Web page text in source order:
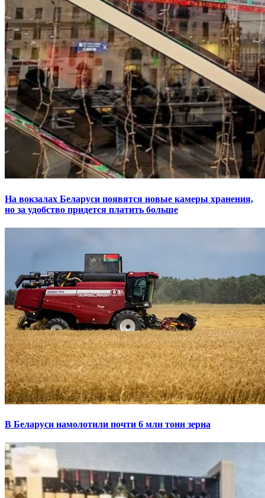
На вокзалах Беларуси появятся новые камеры хранения,
но за удобство придется платить больше
В Беларуси намолотили почти 6 млн тонн зерна